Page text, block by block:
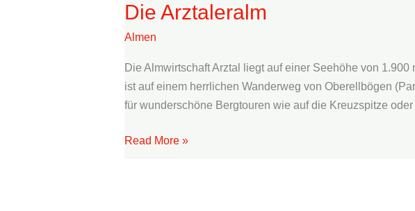
Die Arztaleralm
Almen
Die Almwirtschaft Arztal liegt auf einer Seehöhe von
ist auf einem herrlichen Wanderweg von Oberellbögen
für wunderschöne Bergtouren wie auf die Kreuzspitze
Die
Read More »